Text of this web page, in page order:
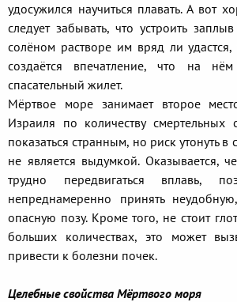
удосужился научиться плавать. А вот
следует забывать, что устроить
солёном растворе им вряд ли удастся,
создаётся впечатление, что на
спасательный жилет.
Мёртвое море занимает второе
Израиля по количеству смертельных
показаться странным, но риск утонуть
не является выдумкой. Оказывается,
трудно передвигаться вплавь,
непреднамеренно принять
опасную позу. Кроме того, не стоит
больших количествах, это может
привести к болезни почек.
Целебные свойства Мёртвого моря